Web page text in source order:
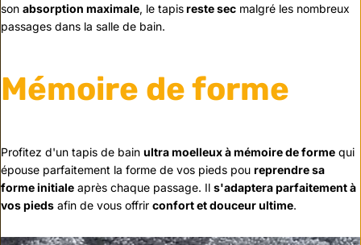
son absorption maximale, le tapisreste sec malgré les nombreux
passages dans la salle de bain.
Mémoire de forme
Profitez d'un tapis de bain ultra moelleux à mémoire de forme qui
épouse parfaitement la forme de vos pieds pou reprendre sa
forme initiale après chaque passage. Il s'adaptera parfaitement à
vos pieds afin de vous offrir confort et douceur ultime.